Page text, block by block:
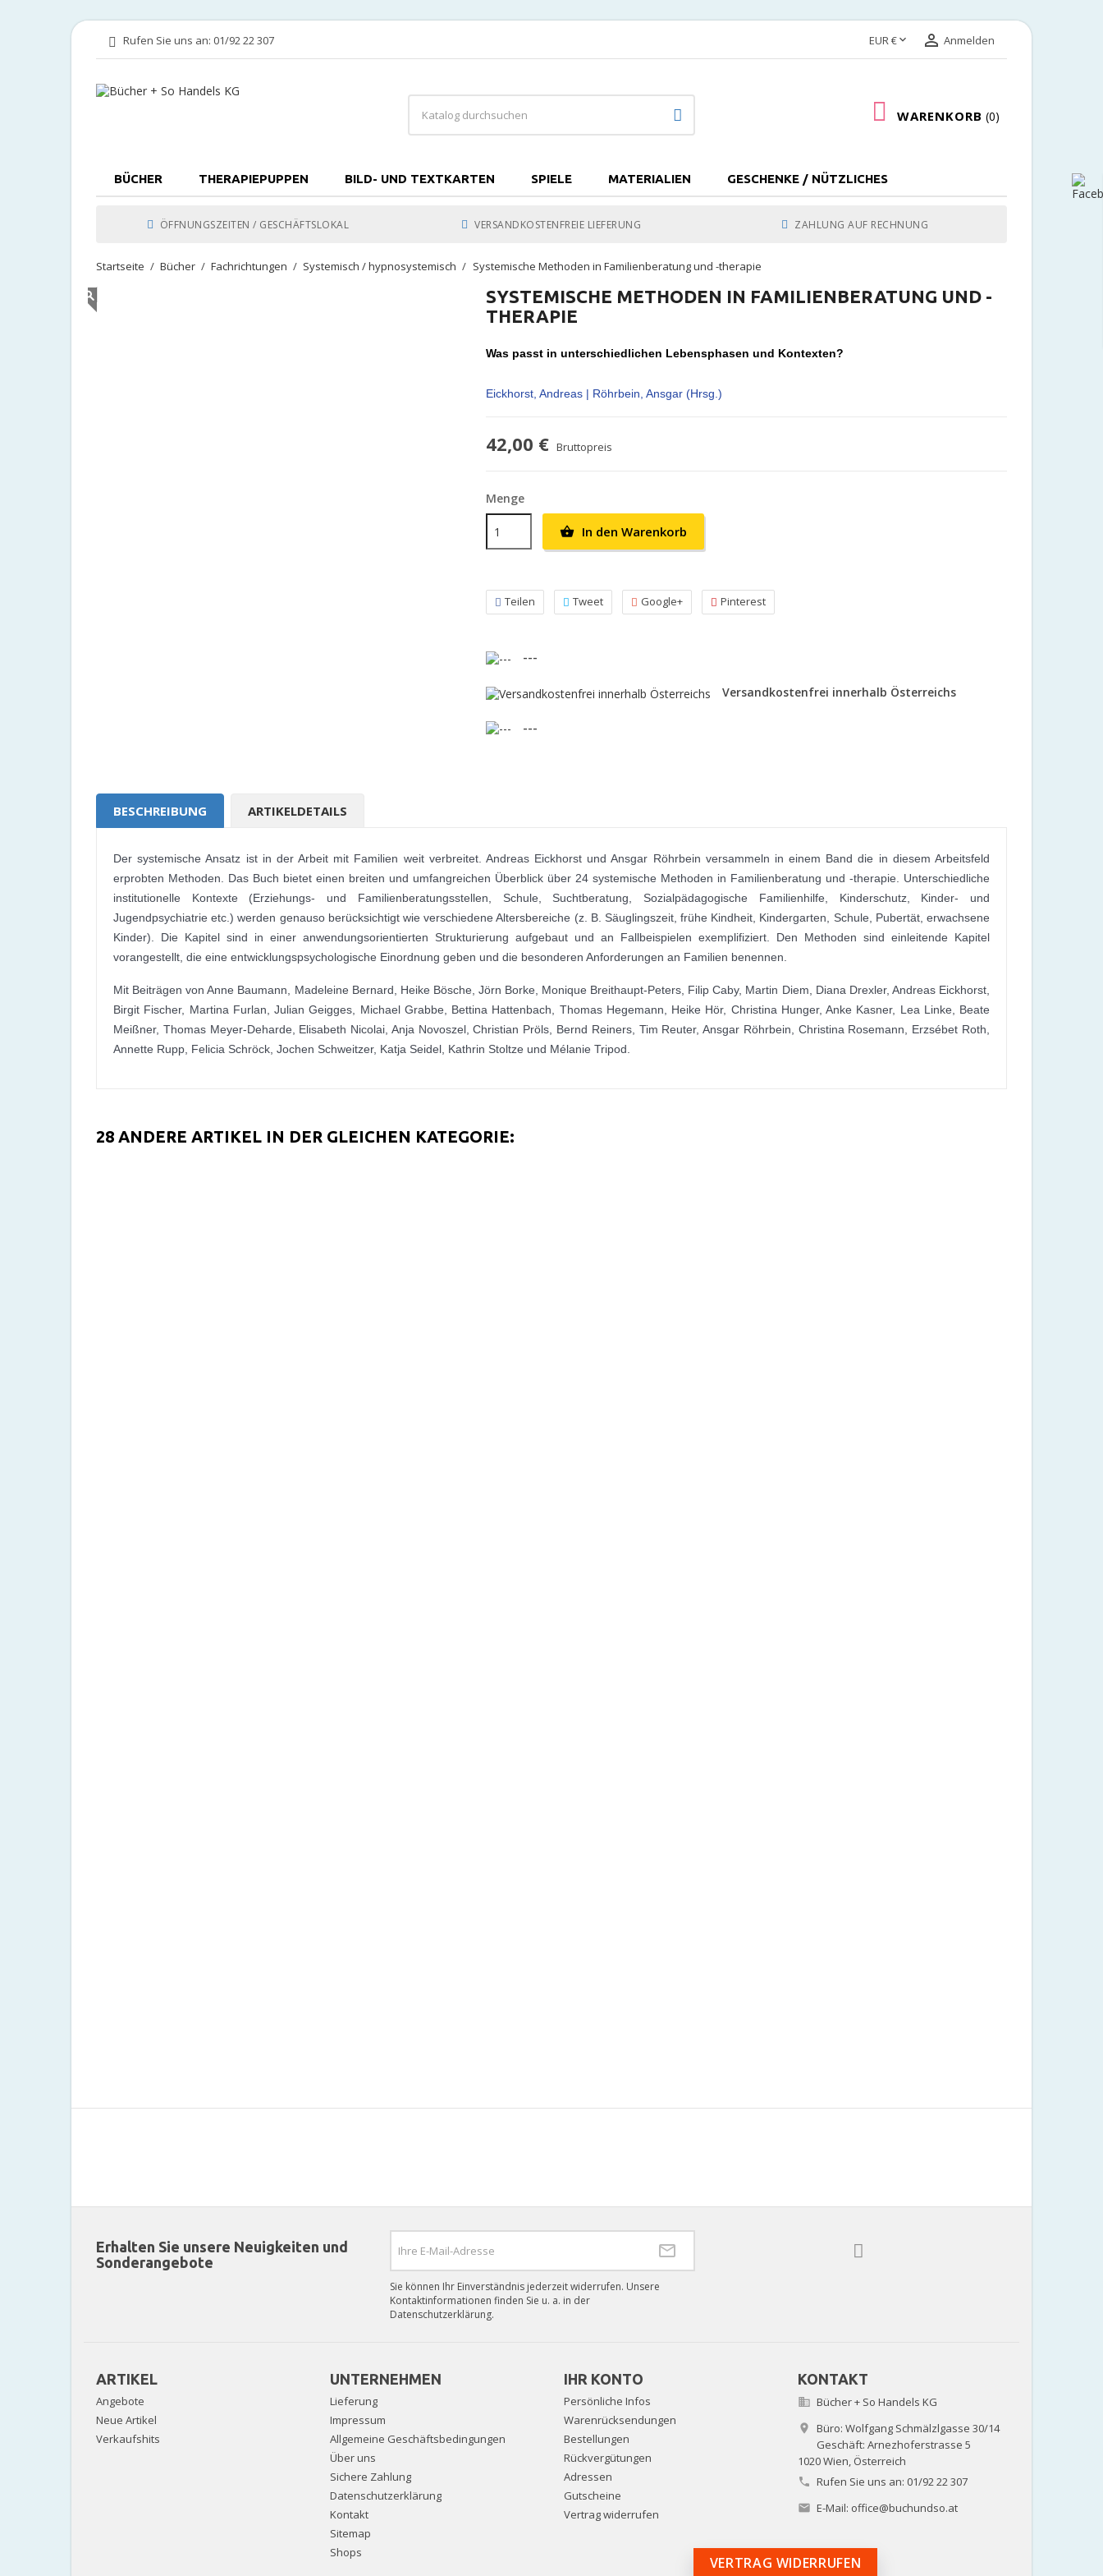
Rufen Sie uns an: 01/92 22 307 EUR €  Anmelden
WARENKORB 0
BÜCHER THERAPIEPUPPEN BILD- UND TEXTKARTEN SPIELE MATERIALIEN GESCHENKE / NÜTZLICHES
ÖFFNUNGSZEITEN / GESCHÄFTSLOKAL VERSANDKOSTENFREIE LIEFERUNG ZAHLUNG AUF RECHNUNG
Startseite Bücher Fachrichtungen Systemisch / hypnosystemisch Systemische Methoden in Familienberatung und -therapie
SYSTEMISCHE METHODEN IN FAMILIENBERATUNG UND -
THERAPIE
Was passt in unterschiedlichen Lebensphasen und Kontexten?
Eickhorst, Andreas | Röhrbein, Ansgar (Hrsg.)
42,00 € Bruttopreis
Menge
 In den Warenkorb
Teilen Tweet Google+ Pinterest
---
Versandkostenfrei innerhalb Österreichs
---
BESCHREIBUNG ARTIKELDETAILS
Der systemische Ansatz ist in der Arbeit mit Familien weit verbreitet. Andreas Eickhorst und Ansgar Röhrbein versammeln in einem Band die in diesem Arbeitsfeld
erprobten Methoden. Das Buch bietet einen breiten und umfangreichen Überblick über 24 systemische Methoden in Familienberatung und -therapie. Unterschiedliche
institutionelle Kontexte (Erziehungs- und Familienberatungsstellen, Schule, Suchtberatung, Sozialpädagogische Familienhilfe, Kinderschutz, Kinder- und
Jugendpsychiatrie etc.) werden genauso berücksichtigt wie verschiedene Altersbereiche (z. B. Säuglingszeit, frühe Kindheit, Kindergarten, Schule, Pubertät, erwachsene
Kinder). Die Kapitel sind in einer anwendungsorientierten Strukturierung aufgebaut und an Fallbeispielen exemplifiziert. Den Methoden sind einleitende Kapitel
vorangestellt, die eine entwicklungspsychologische Einordnung geben und die besonderen Anforderungen an Familien benennen.
Mit Beiträgen von Anne Baumann, Madeleine Bernard, Heike Bösche, Jörn Borke, Monique Breithaupt-Peters, Filip Caby, Martin Diem, Diana Drexler, Andreas Eickhorst,
Birgit Fischer, Martina Furlan, Julian Geigges, Michael Grabbe, Bettina Hattenbach, Thomas Hegemann, Heike Hör, Christina Hunger, Anke Kasner, Lea Linke, Beate
Meißner, Thomas Meyer-Deharde, Elisabeth Nicolai, Anja Novoszel, Christian Pröls, Bernd Reiners, Tim Reuter, Ansgar Röhrbein, Christina Rosemann, Erzsébet Roth,
Annette Rupp, Felicia Schröck, Jochen Schweitzer, Katja Seidel, Kathrin Stoltze und Mélanie Tripod.
28 ANDERE ARTIKEL IN DER GLEICHEN KATEGORIE:
Erhalten Sie unsere Neuigkeiten und
Sonderangebote
Sie können Ihr Einverständnis jederzeit widerrufen. Unsere
Kontaktinformationen finden Sie u. a. in der
Datenschutzerklärung.
ARTIKEL
Angebote
Neue Artikel
Verkaufshits
UNTERNEHMEN
Lieferung
Impressum
Allgemeine Geschäftsbedingungen
Über uns
Sichere Zahlung
Datenschutzerklärung
Kontakt
Sitemap
Shops
IHR KONTO
Persönliche Infos
Warenrücksendungen
Bestellungen
Rückvergütungen
Adressen
Gutscheine
Vertrag widerrufen
KONTAKT
 Bücher + So Handels KG

Büro: Wolfgang Schmälzlgasse 30/14
Geschäft: Arnezhoferstrasse 5
1020 Wien, Österreich
 Rufen Sie uns an: 01/92 22 307
 E-Mail: office@buchundso.at
VERTRAG WIDERRUFEN